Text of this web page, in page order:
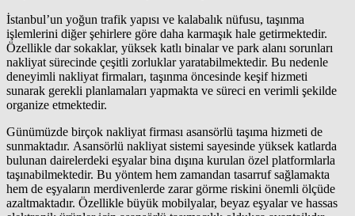
İstanbul’un yoğun trafik yapısı ve kalabalık nüfusu, taşınma
işlemlerini diğer şehirlere göre daha karmaşık hale getirmektedir.
Özellikle dar sokaklar, yüksek katlı binalar ve park alanı sorunları
nakliyat sürecinde çeşitli zorluklar yaratabilmektedir. Bu nedenle
deneyimli nakliyat firmaları, taşınma öncesinde keşif hizmeti
sunarak gerekli planlamaları yapmakta ve süreci en verimli şekilde
organize etmektedir.
Günümüzde birçok nakliyat firması asansörlü taşıma hizmeti de
sunmaktadır. Asansörlü nakliyat sistemi sayesinde yüksek katlarda
bulunan dairelerdeki eşyalar bina dışına kurulan özel platformlarla
taşınabilmektedir. Bu yöntem hem zamandan tasarruf sağlamakta
hem de eşyaların merdivenlerde zarar görme riskini önemli ölçüde
azaltmaktadır. Özellikle büyük mobilyalar, beyaz eşyalar ve hassas